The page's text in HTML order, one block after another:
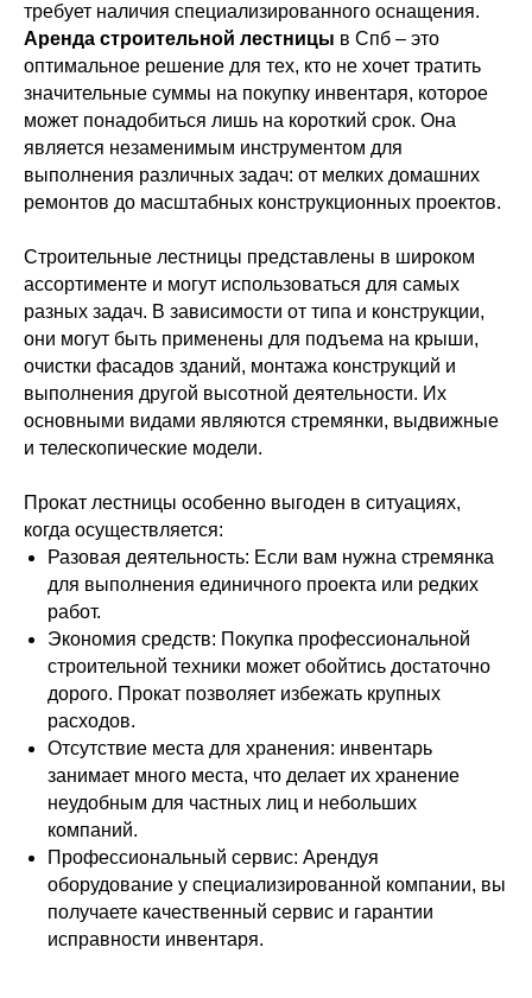
требует наличия специализированного оснащения.
Аренда строительной лестницы в Спб – это
оптимальное решение для тех, кто не хочет тратить
значительные суммы на покупку инвентаря, которое
может понадобиться лишь на короткий срок. Она
является незаменимым инструментом для
выполнения различных задач: от мелких домашних
ремонтов до масштабных конструкционных проектов.
Строительные лестницы представлены в широком
ассортименте и могут использоваться для самых
разных задач. В зависимости от типа и конструкции,
они могут быть применены для подъема на крыши,
очистки фасадов зданий, монтажа конструкций и
выполнения другой высотной деятельности. Их
основными видами являются стремянки, выдвижные
и телескопические модели.
Прокат лестницы особенно выгоден в ситуациях,
когда осуществляется:
Разовая деятельность: Если вам нужна стремянка
для выполнения единичного проекта или редких
работ.
Экономия средств: Покупка профессиональной
строительной техники может обойтись достаточно
дорого. Прокат позволяет избежать крупных
расходов.
Отсутствие места для хранения: инвентарь
занимает много места, что делает их хранение
неудобным для частных лиц и небольших
компаний.
Профессиональный сервис: Арендуя
оборудование у специализированной компании, вы
получаете качественный сервис и гарантии
исправности инвентаря.